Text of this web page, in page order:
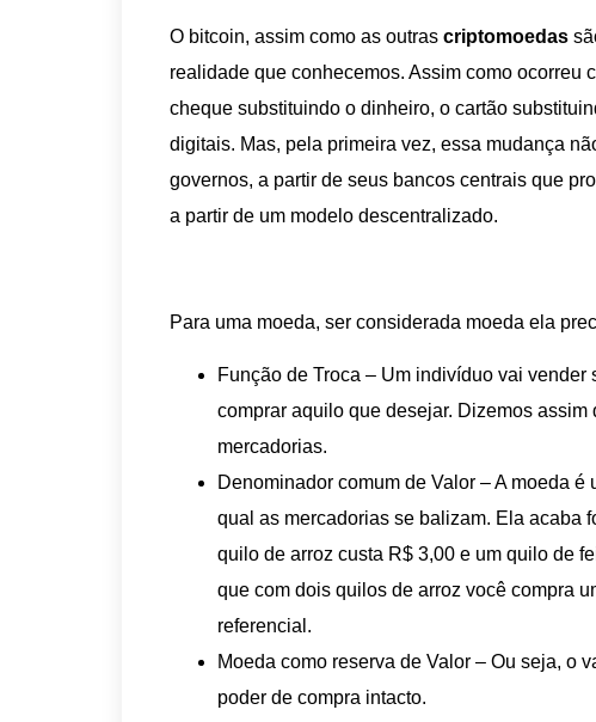
O bitcoin, assim como as outras criptomoedas
realidade que conhecemos. Assim como ocorreu
cheque substituindo o dinheiro, o cartão
digitais. Mas, pela primeira vez, essa mudança
governos, a partir de seus bancos centrais que
a partir de um modelo descentralizado.
Para uma moeda, ser considerada moeda ela
Função de Troca – Um indivíduo vai
comprar aquilo que desejar. Dizemos
mercadorias.
Denominador comum de Valor – A moeda
qual as mercadorias se balizam. Ela acaba
quilo de arroz custa R$ 3,00 e um quilo de
que com dois quilos de arroz você compra
referencial.
Moeda como reserva de Valor – Ou seja, o
poder de compra intacto.